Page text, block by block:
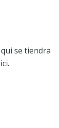
se tiendra